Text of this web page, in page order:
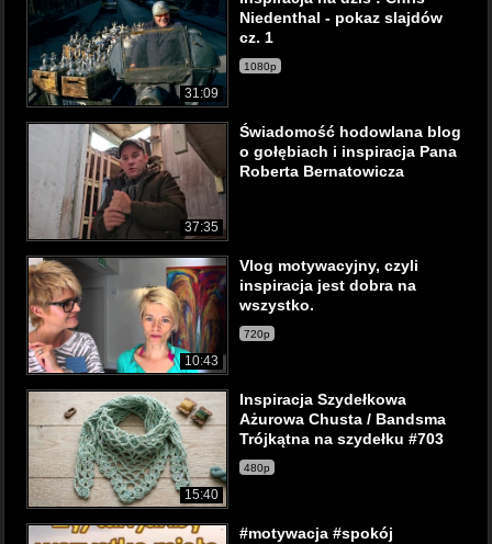
31:09
Niedenthal - pokaz slajdów
cz. 1
1080p
37:35
Świadomość hodowlana blog
o gołębiach i inspiracja Pana
Roberta Bernatowicza
10:43
Vlog motywacyjny, czyli
inspiracja jest dobra na
wszystko.
720p
15:40
Inspiracja Szydełkowa
Ażurowa Chusta / Bandsma
Trójkątna na szydełku #703
480p
#motywacja #spokój